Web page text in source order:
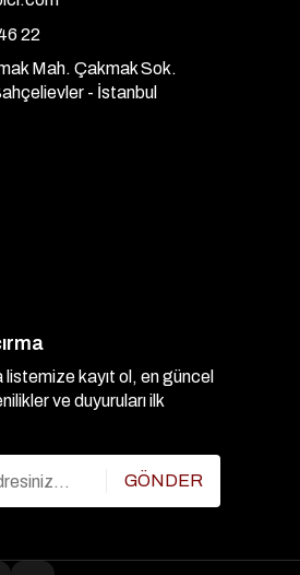
22
Mah. Çakmak Sok.
- İstanbul
kayıt ol, en güncel
ve duyuruları ilk
GÖNDER